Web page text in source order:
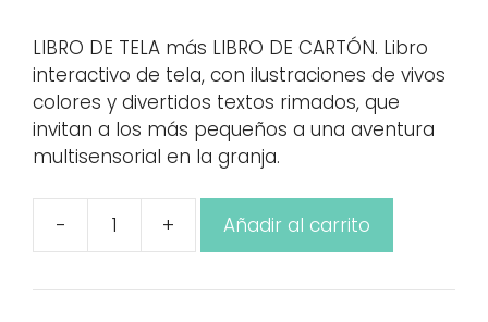
LIBRO DE TELA más LIBRO DE CARTÓN. Libro
interactivo de tela, con ilustraciones de vivos
colores y divertidos textos rimados, que
invitan a los más pequeños a una aventura
multisensorial en la granja.
-
Los
cantidad
+ Añadir al carrito